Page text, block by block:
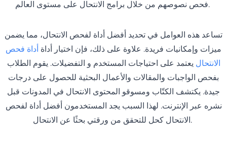
فحص نصوصهم من خلال برامج الانتحال على مستوى العالم.
تساعد هذه العوامل في تحديد أفضل أداة لفحص الانتحال، مما يضمن
ميزات وإمكانيات فريدة. علاوة على ذلك، فإن اختيار أداة أداة فحص
الانتحال يعتمد على احتياجات المستخدم و التفضيلات. يقوم الطلاب
بفحص الواجبات والمقالات والأعمال البحثية للحصول على درجات
جيدة. يكتشف الكتّاب ومسوقو المحتوى الانتحال في المدونات قبل
نشره عبر الإنترنت. لهذا السبب يجد المستخدمون أفضل أداة لفحص
الانتحال كحل للتحقق من ورقتي بحثًا عن الانتحال.